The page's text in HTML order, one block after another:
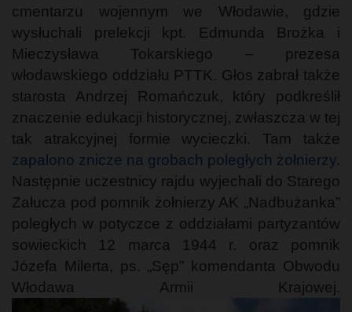
cmentarzu wojennym we Włodawie, gdzie
wysłuchali prelekcji kpt. Edmunda Brożka i
Mieczysława Tokarskiego – prezesa
włodawskiego oddziału PTTK. Głos zabrał także
starosta Andrzej Romańczuk, który podkreślił
znaczenie edukacji historycznej, zwłaszcza w tej
tak atrakcyjnej formie wycieczki. Tam także
zapalono znicze na grobach poległych żołnierzy.
Następnie uczestnicy rajdu wyjechali do Starego
Załucza pod pomnik żołnierzy AK „Nadbużanka”
poległych w potyczce z oddziałami partyzantów
sowieckich 12 marca 1944 r. oraz pomnik
Józefa Milerta, ps. „Sęp” komendanta Obwodu
Włodawa Armii Krajowej.